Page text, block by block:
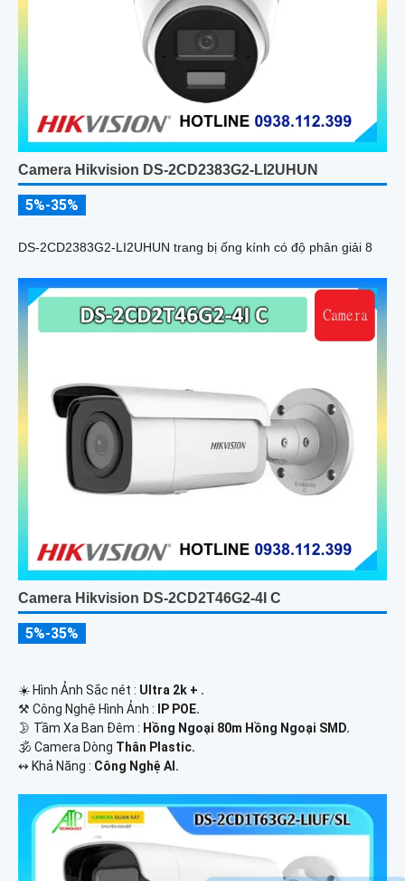
Camera Hikvision DS-2CD2383G2-LI2UHUN
5%-35%
DS-2CD2383G2-LI2UHUN trang bị ống kính có độ phân giải 8
Camera Hikvision DS-2CD2T46G2-4I C
5%-35%
☀️ Hình Ảnh Sắc nét : Ultra 2k + .
⚒ Công Nghệ Hình Ảnh :
IP POE.
🌛 Tầm Xa Ban Đêm : Hồng Ngoại 80m Hồng Ngoại SMD.
🕉️ Camera Dòng Thân Plastic.
️↭ Khả Năng : Công Nghệ AI.